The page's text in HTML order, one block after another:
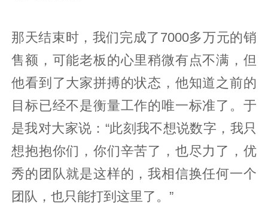
那天结束时，我们完成了7000多万元的销
售额，可能老板的心里稍微有点不满，但
他看到了大家拼搏的状态，他知道之前的
目标已经不是衡量工作的唯一标准了。于
是我对大家说：“此刻我不想说数字，我只
想抱抱你们，你们辛苦了，也尽力了，优
秀的团队就是这样的，我相信换任何一个
团队，也只能打到这里了。”